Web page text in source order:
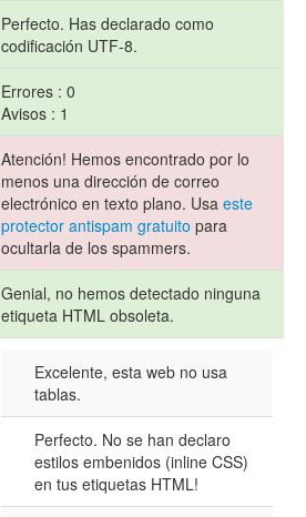
Perfecto. Has declarado como
codificación UTF-8.
Errores : 0
Avisos : 1
Atención! Hemos encontrado por lo
menos una dirección de correo
electrónico en texto plano. Usa este
protector antispam gratuito para
ocultarla de los spammers.
Genial, no hemos detectado ninguna
etiqueta HTML obsoleta.
Excelente, esta web no usa
tablas.
Perfecto. No se han declaro
estilos embenidos (inline CSS)
en tus etiquetas HTML!